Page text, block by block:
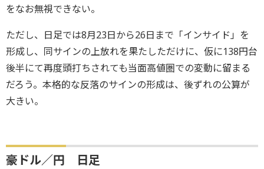
をなお無視できない。
ただし、日足では8月23日から26日まで「インサイド」を
形成し、同サインの上放れを果たしただけに、仮に138円台
後半にて再度頭打ちされても当面高値圏での変動に留まる
だろう。本格的な反落のサインの形成は、後ずれの公算が
大きい。
豪ドル／円 日足